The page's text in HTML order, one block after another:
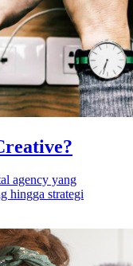
agency yang
hingga strategi